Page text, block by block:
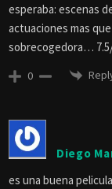
esperaba: escenas
actuaciones mas
sobrecogedora…
0
Diego
es una buena